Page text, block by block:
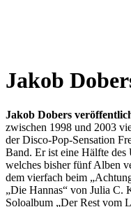
Jakob
Jakob Dobers
zwischen 1998 und 2003
der Disco-Pop-Sensation
Band. Er ist eine Hälfte
welches bisher fünf Alben
dem vierfach beim
„Die Hannas“ von Julia C.
Soloalbum „Der Rest vom